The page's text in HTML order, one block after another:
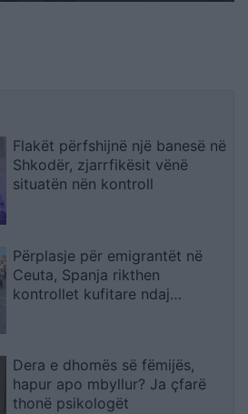
Flakët përfshijnë një banesë në
Shkodër, zjarrfikësit vënë
situatën nën kontroll
Përplasje për emigrantët në
Ceuta, Spanja rikthen
kontrollet kufitare ndaj
Dera e dhomës së fëmijës,
hapur apo mbyllur? Ja çfarë
thonë psikologët